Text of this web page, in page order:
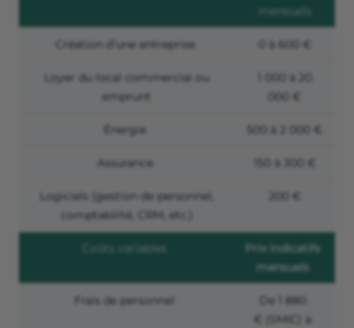
mensuels
Création d’une entreprise 0 à 600 €
Loyer du local commercial ou
emprunt
1 000 à 20
000 €
Énergie 500 à 2 000 €
Assurance 150 à 300 €
Logiciels (gestion de personnel,
comptabilité, CRM, etc.)
200 €
Coûts variables
Prix indicatifs
mensuels
Frais de personnel
De 1 880
€ (SMIC) à